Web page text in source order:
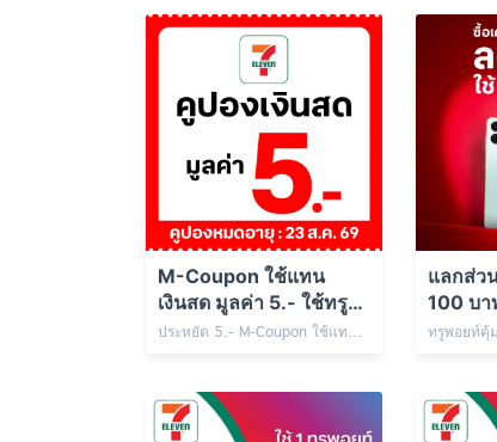
M-Coupon ใช้แทน
เงินสด มูลค่า 5.- ใช้ทรู
พอยท์ 49 คะแนน
ประหยัด 5.- M-Coupon ใช้แทนเงินสด มูลค่า 5.- ใช้ทรูพอยท์ 49 คะแนน
แลกส่ว
100 บา
ที่ 7-